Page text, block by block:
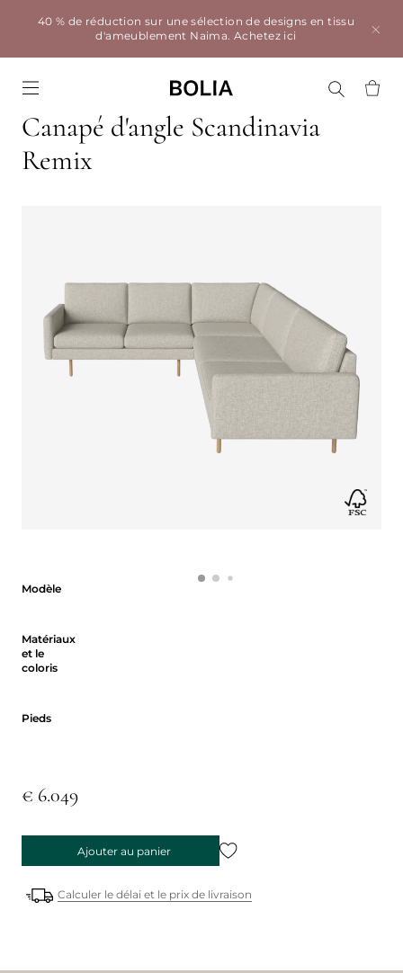
40 % de réduction sur une sélection de designs en tissu
d'ameublement Naima.Achetez ici
Canapé d'angle Scandinavia
Remix
Modèle
Matériaux
et le
coloris
Pieds
€ 6.049
Ajouter au panier
Calculer le délai et le prix de livraison